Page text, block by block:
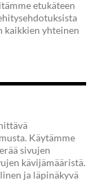
etukäteen
kaikkien yhteinen
Käytämme
sivujen
kävijämääristä.
ja läpinäkyvä